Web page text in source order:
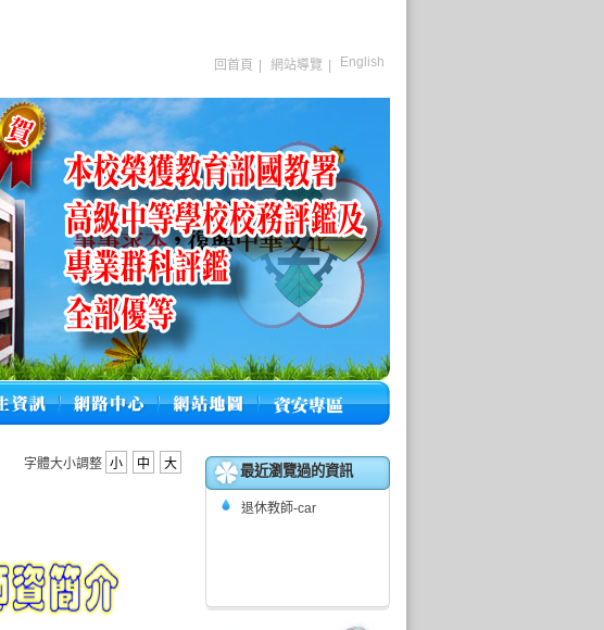
回首頁 網站導覽 English
字體大小調整 小 中 大 最近瀏覽過的資訊
退休教師-car